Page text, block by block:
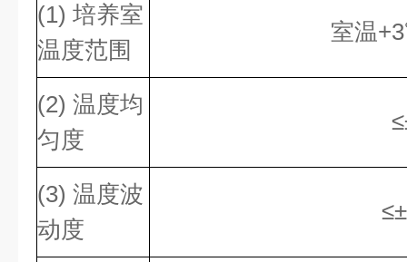
(1) 培养室
温度范围
室温
(2) 温度均
匀度
(3) 温度波
动度